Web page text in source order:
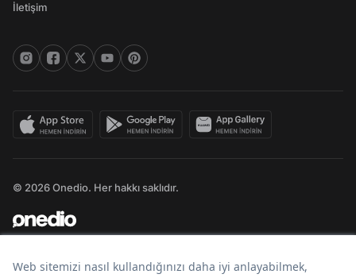
İletişim
© 2026 Onedio. Her hakkı saklıdır.
Bir markasıdır.